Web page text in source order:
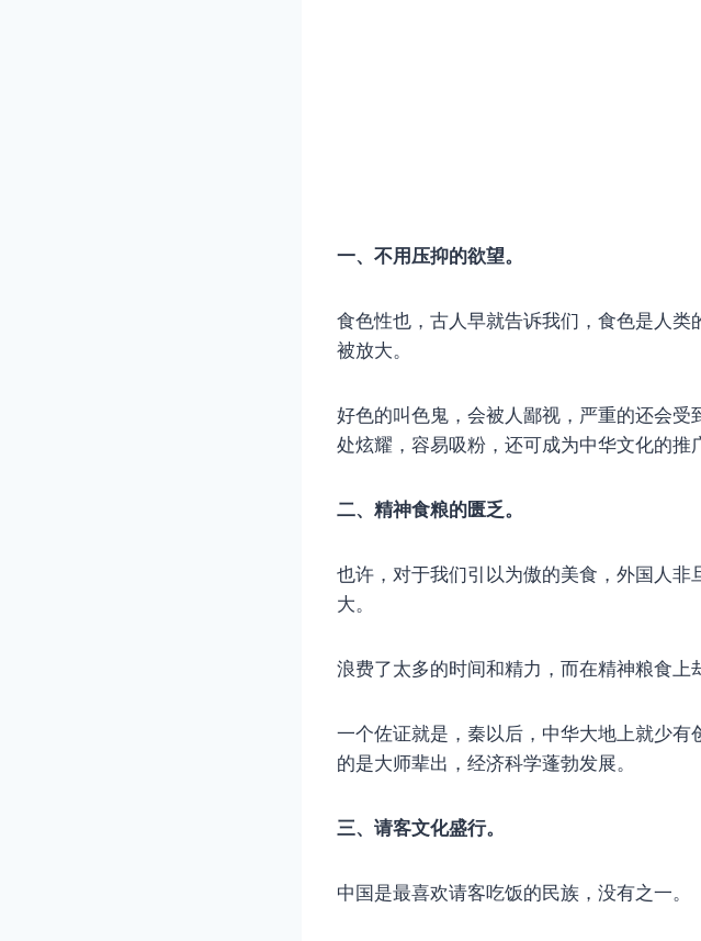
一、不用压抑的欲望。
食色性也，古人早就告诉我们，食色是人
被放大。
好色的叫色鬼，会被人鄙视，严重的还会
处炫耀，容易吸粉，还可成为中华文化的推
二、精神食粮的匮乏。
也许，对于我们引以为傲的美食，外国人非
大。
浪费了太多的时间和精力，而在精神粮食上
一个佐证就是，秦以后，中华大地上就少
的是大师辈出，经济科学蓬勃发展。
三、请客文化盛行。
中国是最喜欢请客吃饭的民族，没有之一。